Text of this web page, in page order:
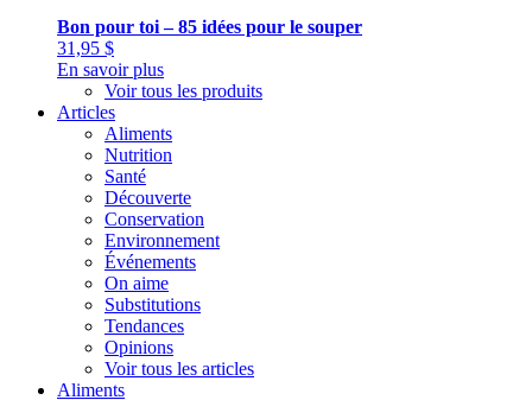
Bon pour toi – 85 idées pour le souper
31,95 $
En savoir plus
Voir tous les produits
Articles
Aliments
Nutrition
Santé
Découverte
Conservation
Environnement
Événements
On aime
Substitutions
Tendances
Opinions
Voir tous les articles
Aliments